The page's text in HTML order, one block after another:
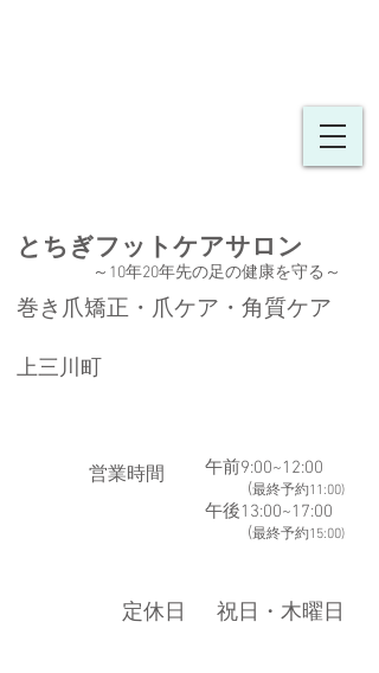
とちぎフットケア​​サロン
巻き爪矯正・爪ケア・角質ケア
上三川町
​定休日
​営業時間
​祝日・木曜日
午前9:00~12:00
(最終予約11:00)
午後13:00~17:00
​ (最終予約15:00)
～10年20年先の足の健康を守る ～